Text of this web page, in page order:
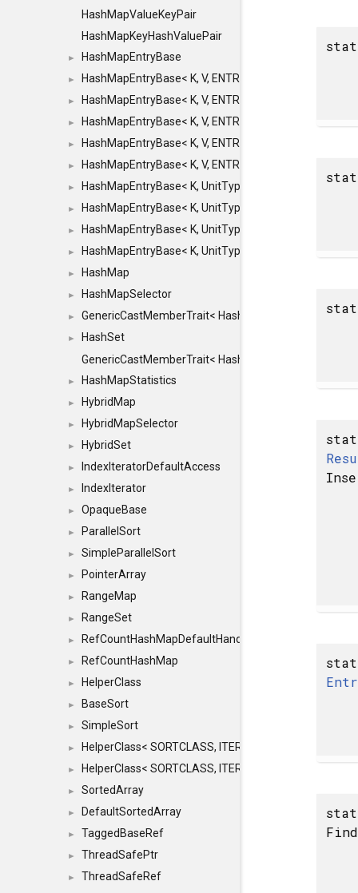
HashMapValueKeyPair
HashMapKeyHashValuePair
► HashMapEntryBase
► HashMapEntryBase< K, V, ENTRY_HANDLER,
► HashMapEntryBase< K, V, ENTRY_HANDLER,
► HashMapEntryBase< K, V, ENTRY_HANDLER,
► HashMapEntryBase< K, V, ENTRY_HANDLER,
► HashMapEntryBase< K, V, ENTRY_HANDLER,
► HashMapEntryBase< K, UnitType, ENTRY_HANDLER,
► HashMapEntryBase< K, UnitType, ENTRY_HANDLER,
► HashMapEntryBase< K, UnitType, ENTRY_HANDLER,
► HashMapEntryBase< K, UnitType, ENTRY_HANDLER,
► HashMap
► HashMapSelector
► GenericCastMemberTrait< HashMap< K_TO, V_TO >,
►
HashSet
GenericCastMemberTrait< HashSet< TO >, HashSet<
► HashMapStatistics
► HybridMap
► HybridMapSelector
► HybridSet
► IndexIteratorDefaultAccess
► IndexIterator
► OpaqueBase
► ParallelSort
► SimpleParallelSort
► PointerArray
► RangeMap
► RangeSet
► RefCountHashMapDefaultHandler
► RefCountHashMap
► HelperClass
► BaseSort
► SimpleSort
► HelperClass< SORTCLASS, ITERATOR, CONTENT,
► HelperClass< SORTCLASS, ITERATOR, CONTENT,
► SortedArray
► DefaultSortedArray
► TaggedBaseRef
► ThreadSafePtr
►
ThreadSafeRef